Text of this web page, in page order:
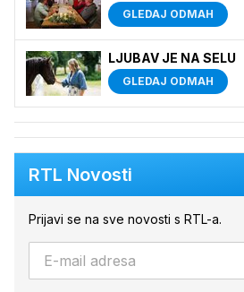
GLEDAJ ODMAH
LJUBAV JE NA SELU
GLEDAJ ODMAH
RTL Novosti
Prijavi se na sve novosti s RTL-a.